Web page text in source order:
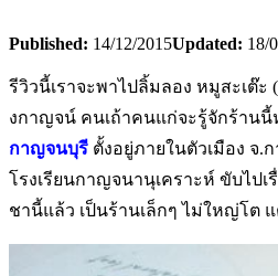
Published: 14/12/2015Updated: 18/
รีวิวนี้เราจะพาไปลิ้มลอง หมูสะเต๊ะ
งกาญจน์ คนเถ้าคนแก่จะรู้จักร้าน
กาญจนบุรี ตั้งอยู่ภายในตัวเมือง จ
โรงเรียนกาญจนานุเคราะห์ ขับไปเ
ชานี้แล้ว เป็นร้านเล็กๆ ไม่ใหญ่โต